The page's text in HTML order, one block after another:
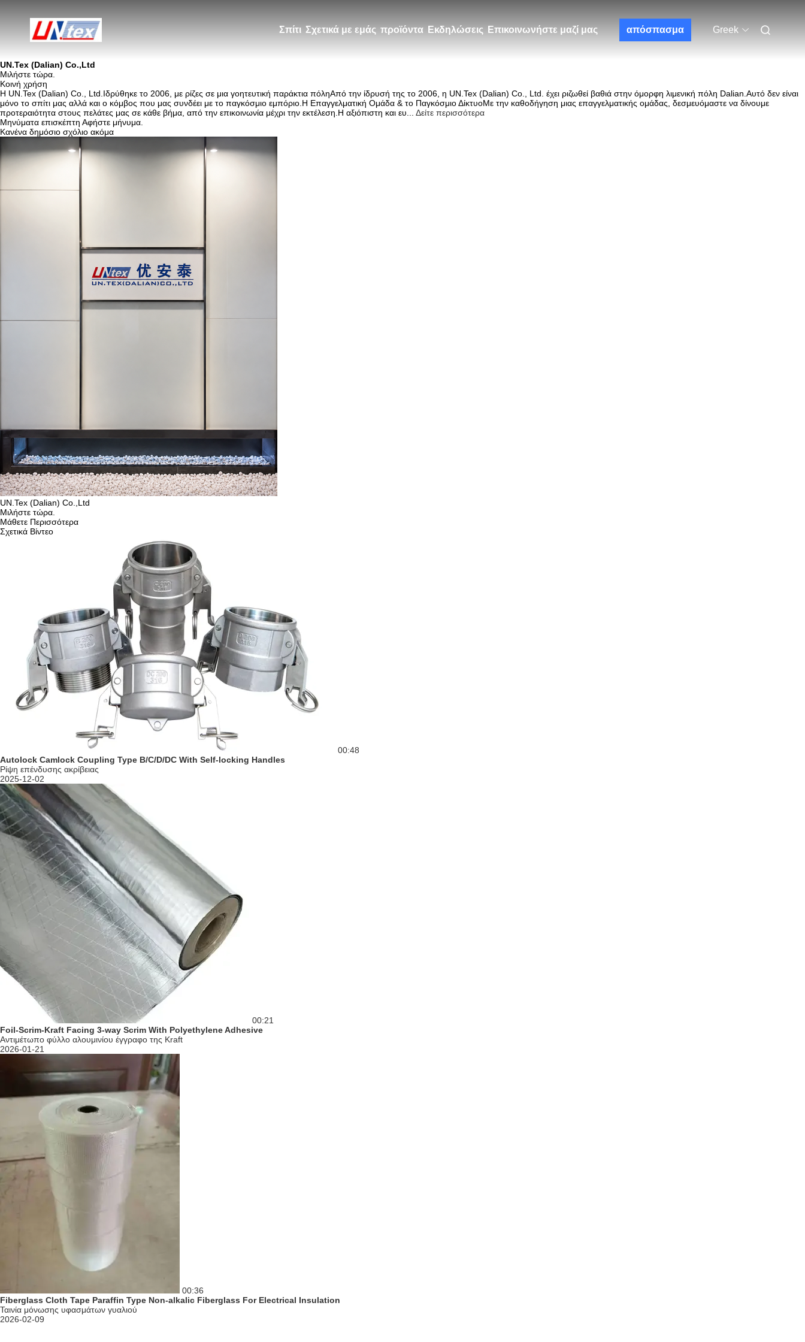
Σπίτι Σχετικά με εμάς προϊόντα Εκδηλώσεις Επικοινωνήστε μαζί μας απόσπασμα Greek
UN.Tex (Dalian) Co.,Ltd
Μιλήστε τώρα.
Κοινή χρήση
Η UN.Tex (Dalian) Co., Ltd.Ιδρύθηκε το 2006, με ρίζες σε μια γοητευτική παράκτια πόληΑπό την ίδρυσή της το 2006, η UN.Tex (Dalian) Co., Ltd. έχει ριζωθεί βαθιά στην όμορφη λιμενική πόλη Dalian.Αυτό δεν είναι
μόνο το σπίτι μας αλλά και ο κόμβος που μας συνδέει με το παγκόσμιο εμπόριο.Η Επαγγελματική Ομάδα & το Παγκόσμιο ΔίκτυοΜε την καθοδήγηση μιας επαγγελματικής ομάδας, δεσμευόμαστε να δίνουμε
προτεραιότητα στους πελάτες μας σε κάθε βήμα, από την επικοινωνία μέχρι την εκτέλεση.Η αξιόπιστη και ευ...
Δείτε περισσότερα
Μηνύματα επισκέπτη Αφήστε μήνυμα.
Κανένα δημόσιο σχόλιο ακόμα
UN.Tex (Dalian) Co.,Ltd
Μιλήστε τώρα.
Μάθετε Περισσότερα
Σχετικά Βίντεο
00:48
Autolock Camlock Coupling Type B/C/D/DC With Self-locking Handles
Ρίψη επένδυσης ακρίβειας
2025-12-02
00:21
Foil-Scrim-Kraft Facing 3-way Scrim With Polyethylene Adhesive
Αντιμέτωπο φύλλο αλουμινίου έγγραφο της Kraft
2026-01-21
00:36
Fiberglass Cloth Tape Paraffin Type Non-alkalic Fiberglass For Electrical Insulation
Ταινία μόνωσης υφασμάτων γυαλιού
2026-02-09